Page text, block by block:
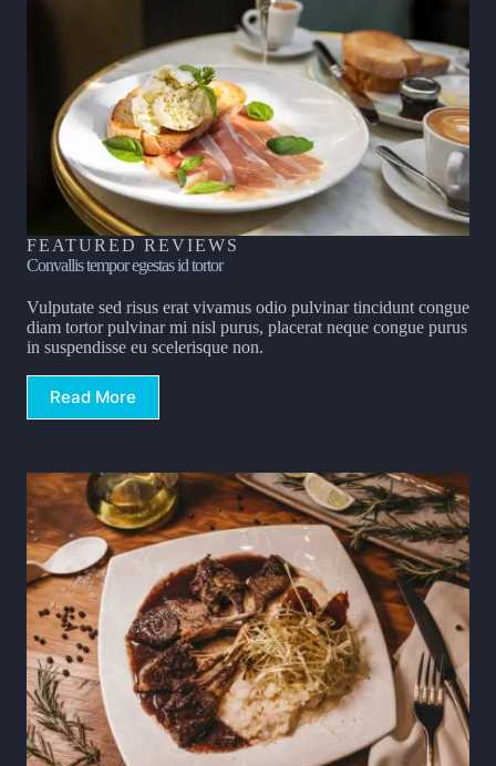
FEATURED REVIEWS
Convallis tempor egestas id tortor
Vulputate sed risus erat vivamus odio pulvinar tincidunt congue
diam tortor pulvinar mi nisl purus, placerat neque congue purus
in suspendisse eu scelerisque non.
Read More